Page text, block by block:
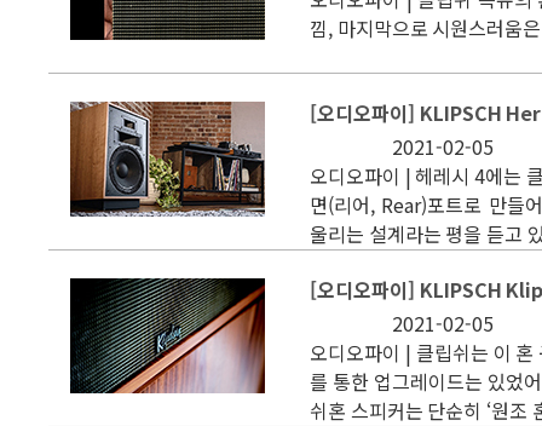
낌, 마지막으로 시원스러움
[오디오파이] KLIPSCH
2021-02-05
오디오파이 | 헤레시 4에는
면(리어, Rear)포트로 만들
울리는 설계라는 평을 듣고
[오디오파이] KLIPSCH
2021-02-05
오디오파이 | 클립쉬는 이
를 통한 업그레이드는 있었
쉬혼 스피커는 단순히 ‘원조